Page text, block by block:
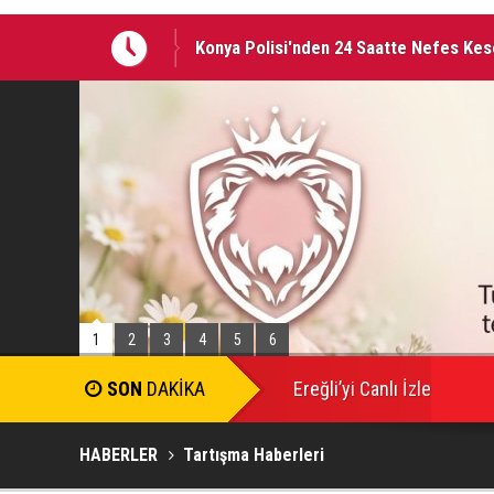
Konya Polisi'nden 24 Saatte Nefes
AVRUPA BİSİKLET BAŞKENTİ
1 2 3 4 5 6
SON DAKİKA Ereğli’yi Canlı İzle
HABERLER Tartışma Haberleri